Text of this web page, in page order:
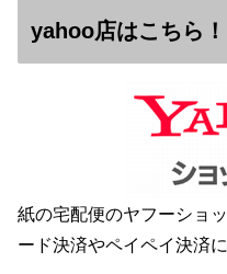
yahoo店はこちら！
紙の宅配便のヤフーショ
ード決済やペイペイ決済